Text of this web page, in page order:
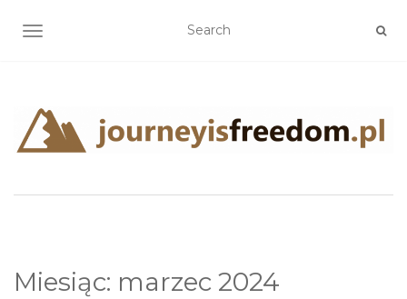
TOGGLE NAVIGATION
Miesiąc: marzec 2024